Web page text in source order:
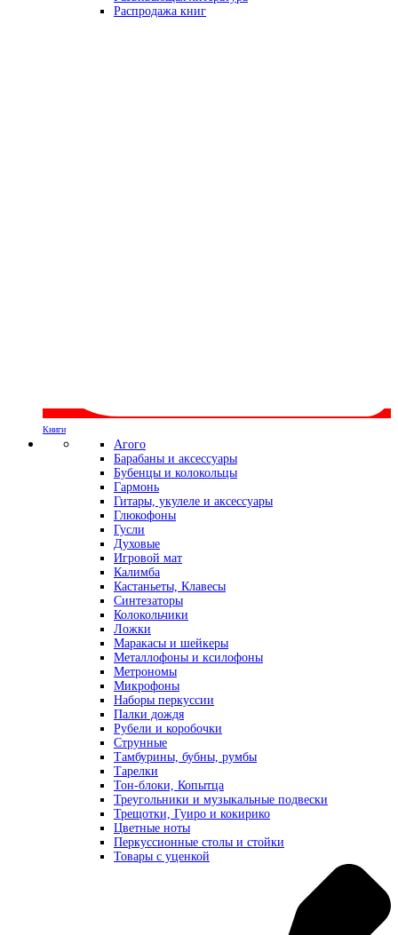
Распродажа книг
Книги
Агого
Барабаны и аксессуары
Бубенцы и колокольцы
Гармонь
Гитары, укулеле и аксессуары
Глюкофоны
Гусли
Духовые
Игровой мат
Калимба
Кастаньеты, Клавесы
Синтезаторы
Колокольчики
Ложки
Маракасы и шейкеры
Металлофоны и ксилофоны
Метрономы
Микрофоны
Наборы перкуссии
Палки дождя
Рубели и коробочки
Струнные
Тамбурины, бубны, румбы
Тарелки
Тон-блоки, Копытца
Треугольники и музыкальные подвески
Трещотки, Гуиро и кокирико
Цветные ноты
Перкуссионные столы и стойки
Товары с уценкой